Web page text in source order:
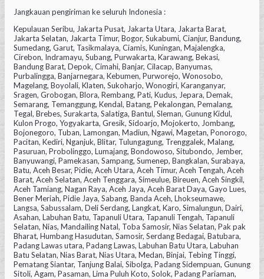
Jangkauan pengiriman ke seluruh Indonesia :
Kepulauan Seribu, Jakarta Pusat, Jakarta Utara, Jakarta Barat,
Jakarta Selatan, Jakarta Timur, Bogor, Sukabumi, Cianjur, Bandung,
Sumedang, Garut, Tasikmalaya, Ciamis, Kuningan, Majalengka,
Cirebon, Indramayu, Subang, Purwakarta, Karawang, Bekasi,
Bandung Barat, Depok, Cimahi, Banjar, Cilacap, Banyumas,
Purbalingga, Banjarnegara, Kebumen, Purworejo, Wonosobo,
Magelang, Boyolali, Klaten, Sukoharjo, Wonogiri, Karanganyar,
Sragen, Grobogan, Blora, Rembang, Pati, Kudus, Jepara, Demak,
Semarang, Temanggung, Kendal, Batang, Pekalongan, Pemalang,
Tegal, Brebes, Surakarta, Salatiga, Bantul, Sleman, Gunung Kidul,
Kulon Progo, Yogyakarta, Gresik, Sidoarjo, Mojokerto, Jombang,
Bojonegoro, Tuban, Lamongan, Madiun, Ngawi, Magetan, Ponorogo,
Pacitan, Kediri, Nganjuk, Blitar, Tulungagung, Trenggalek, Malang,
Pasuruan, Probolinggo, Lumajang, Bondowoso, Situbondo, Jember,
Banyuwangi, Pamekasan, Sampang, Sumenep, Bangkalan, Surabaya,
Batu, Aceh Besar, Pidie, Aceh Utara, Aceh Timur, Aceh Tengah, Aceh
Barat, Aceh Selatan, Aceh Tenggara, Simeulue, Bireuen, Aceh Singkil,
Aceh Tamiang, Nagan Raya, Aceh Jaya, Aceh Barat Daya, Gayo Lues,
Bener Meriah, Pidie Jaya, Sabang, Banda Aceh, Lhokseumawe,
Langsa, Sabussalam, Deli Serdang, Langkat, Karo, Simalungun, Dairi,
Asahan, Labuhan Batu, Tapanuli Utara, Tapanuli Tengah, Tapanuli
Selatan, Nias, Mandailing Natal, Toba Samosir, Nias Selatan, Pak pak
Bharat, Humbang Hasudutan, Samosir, Serdang Bedagai, Batubara,
Padang Lawas utara, Padang Lawas, Labuhan Batu Utara, Labuhan
Batu Selatan, Nias Barat, Nias Utara, Medan, Binjai, Tebing Tinggi,
Pematang Siantar, Tanjung Balai, Sibolga, Padang Sidempuan, Gunung
Sitoli, Agam, Pasaman, Lima Puluh Koto, Solok, Padang Pariaman,